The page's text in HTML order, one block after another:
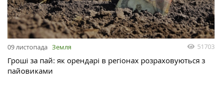
09 листопада Земля 51703
Гроші за пай: як орендарі в регіонах розраховуються з
пайовиками